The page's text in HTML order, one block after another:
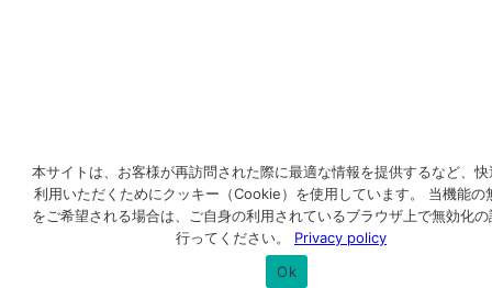
本サイトは、お客様が再訪問された際に最適な情報を提供するなど、快
利用いただくためにクッキー（Cookie）を使用しています。 当機能の
をご希望される場合は、ご自身の利用されているブラウザ上で無効化の
行ってください。 Privacy policy
Ok